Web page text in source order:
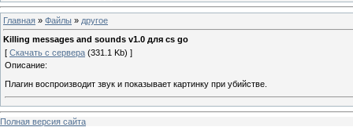
Главная » Файлы » другое
Killing messages and sounds v1.0 для cs go
[ Скачать с сервера (331.1 Kb) ]
Описание:
Плагин воспроизводит звук и показывает картинку при убийстве.
Полная версия сайта